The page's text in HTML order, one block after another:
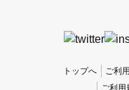
トップへ ご利
ご利用